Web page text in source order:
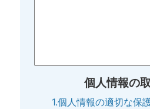
個人情報の
1.個人情報の適切な保